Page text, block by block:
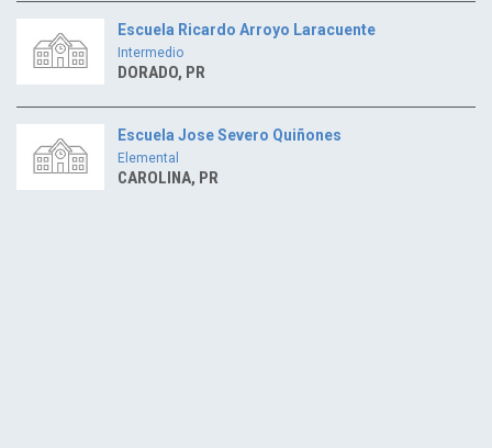
Escuela Ricardo Arroyo Laracuente
Intermedio
DORADO, PR
Escuela Jose Severo Quiñones
Elemental
CAROLINA, PR